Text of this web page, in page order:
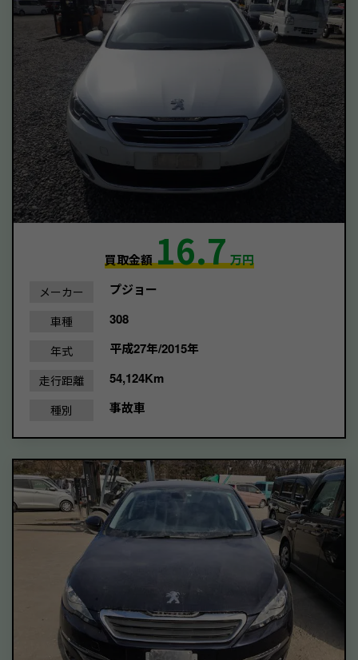
買取金額16.7万円
メーカー プジョー
車種 308
年式 平成27年/2015年
走行距離 54,124Km
種別 事故車